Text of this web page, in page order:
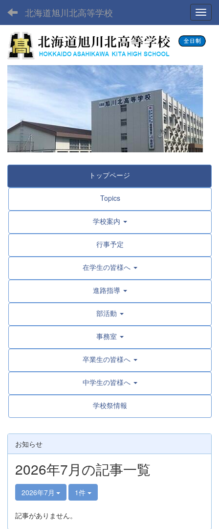
北海道旭川北高等学校
トップページ
Topics
学校案内
行事予定
在学生の皆様へ
進路指導
部活動
事務室
卒業生の皆様へ
中学生の皆様へ
学校祭情報
お知らせ
2026年7月の記事一覧
2026年7月 1件
記事がありません。